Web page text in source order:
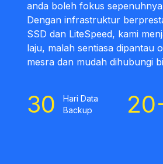
anda boleh fokus
Dengan infrastruktur
SSD dan LiteSpeed, kami
laju, malah sentiasa dipantau
mesra dan mudah dihubungi
30
Hari Data
Backup